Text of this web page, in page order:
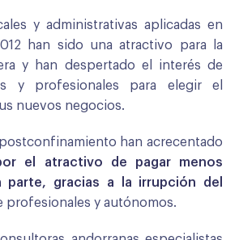
y administrativas aplicadas en
han sido una atractivo para la
y han despertado el interés de
y profesionales para elegir el
nuevos negocios.
han acrecentado
el atractivo de pagar menos
parte, gracias a la irrupción del
profesionales y autónomos.